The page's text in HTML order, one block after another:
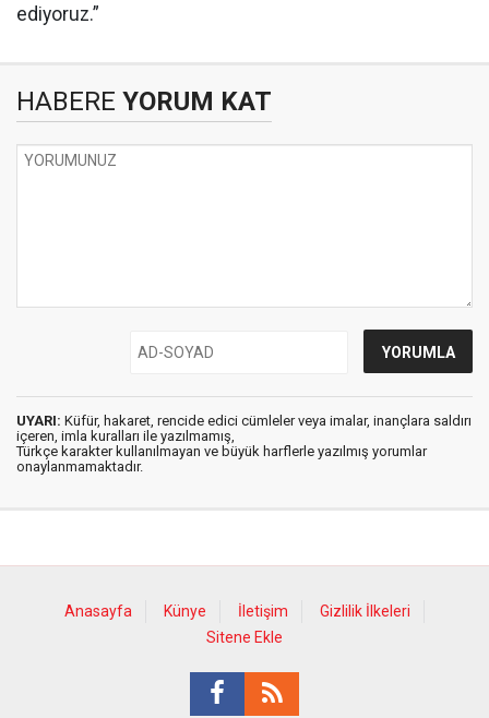
ediyoruz.”
HABERE YORUM KAT
UYARI: Küfür, hakaret, rencide edici cümleler veya imalar, inançlara saldırı
içeren, imla kuralları ile yazılmamış,
Türkçe karakter kullanılmayan ve büyük harflerle yazılmış yorumlar
onaylanmamaktadır.
Anasayfa Künye İletişim
Gizlilik İlkeleri
Sitene Ekle